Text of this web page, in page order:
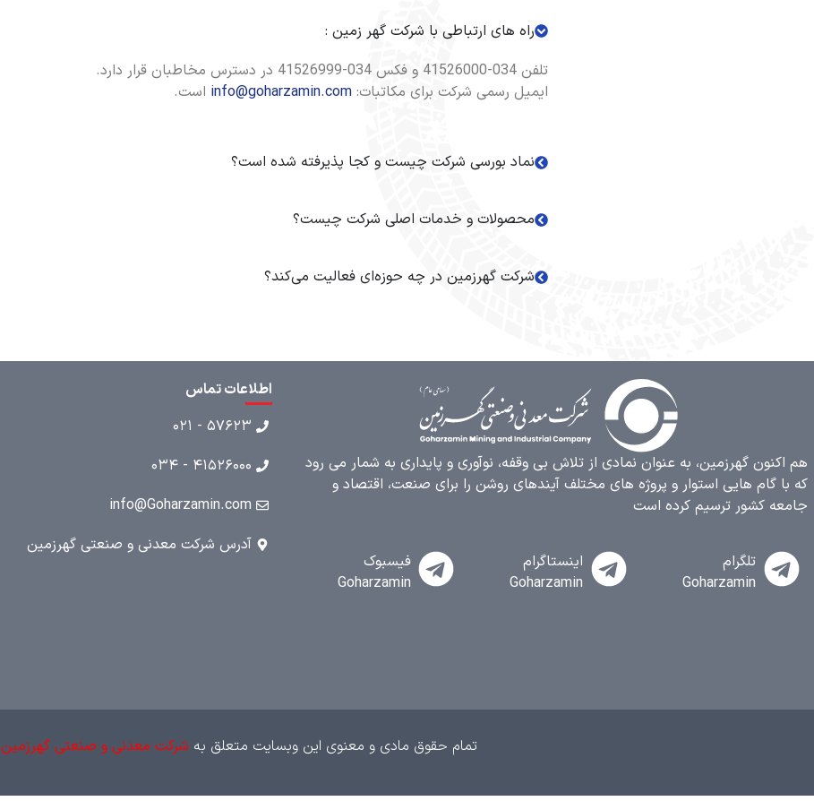
راه های ارتباطی با شرکت گهر زمین :
تلفن 034-41526000 و فکس 034-41526999 در دسترس مخاطبان قرار دارد.​
ایمیل رسمی شرکت برای مکاتبات: info@goharzamin.com است.
نماد بورسی شرکت چیست و کجا پذیرفته شده است؟
محصولات و خدمات اصلی شرکت چیست؟
شرکت گهرزمین در چه حوزه‌ای فعالیت می‌کند؟
هم اکنون گهرزمین، به عنوان نمادی از تلاش بی وقفه، نوآوری و پایداری به شمار می رود
که با گام هایی استوار و پروژه های مختلف آیندهای روشن را برای صنعت، اقتصاد و
جامعه کشور ترسیم کرده است
تلگرام
Goharzamin
اینستاگرام
Goharzamin
فیسبوک
Goharzamin
اطلاعات تماس
۵۷۶۲۳ - ۰۲۱
۴۱۵۲۶۰۰۰ - ۰۳۴
info@Goharzamin.com
آدرس شرکت معدنی و صنعتی گهرزمین
تمام حقوق مادی و معنوی این وبسایت متعلق به شرکت معدنی و صنعتی گهرزمین